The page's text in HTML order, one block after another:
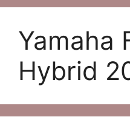
Yamaha
Hybrid